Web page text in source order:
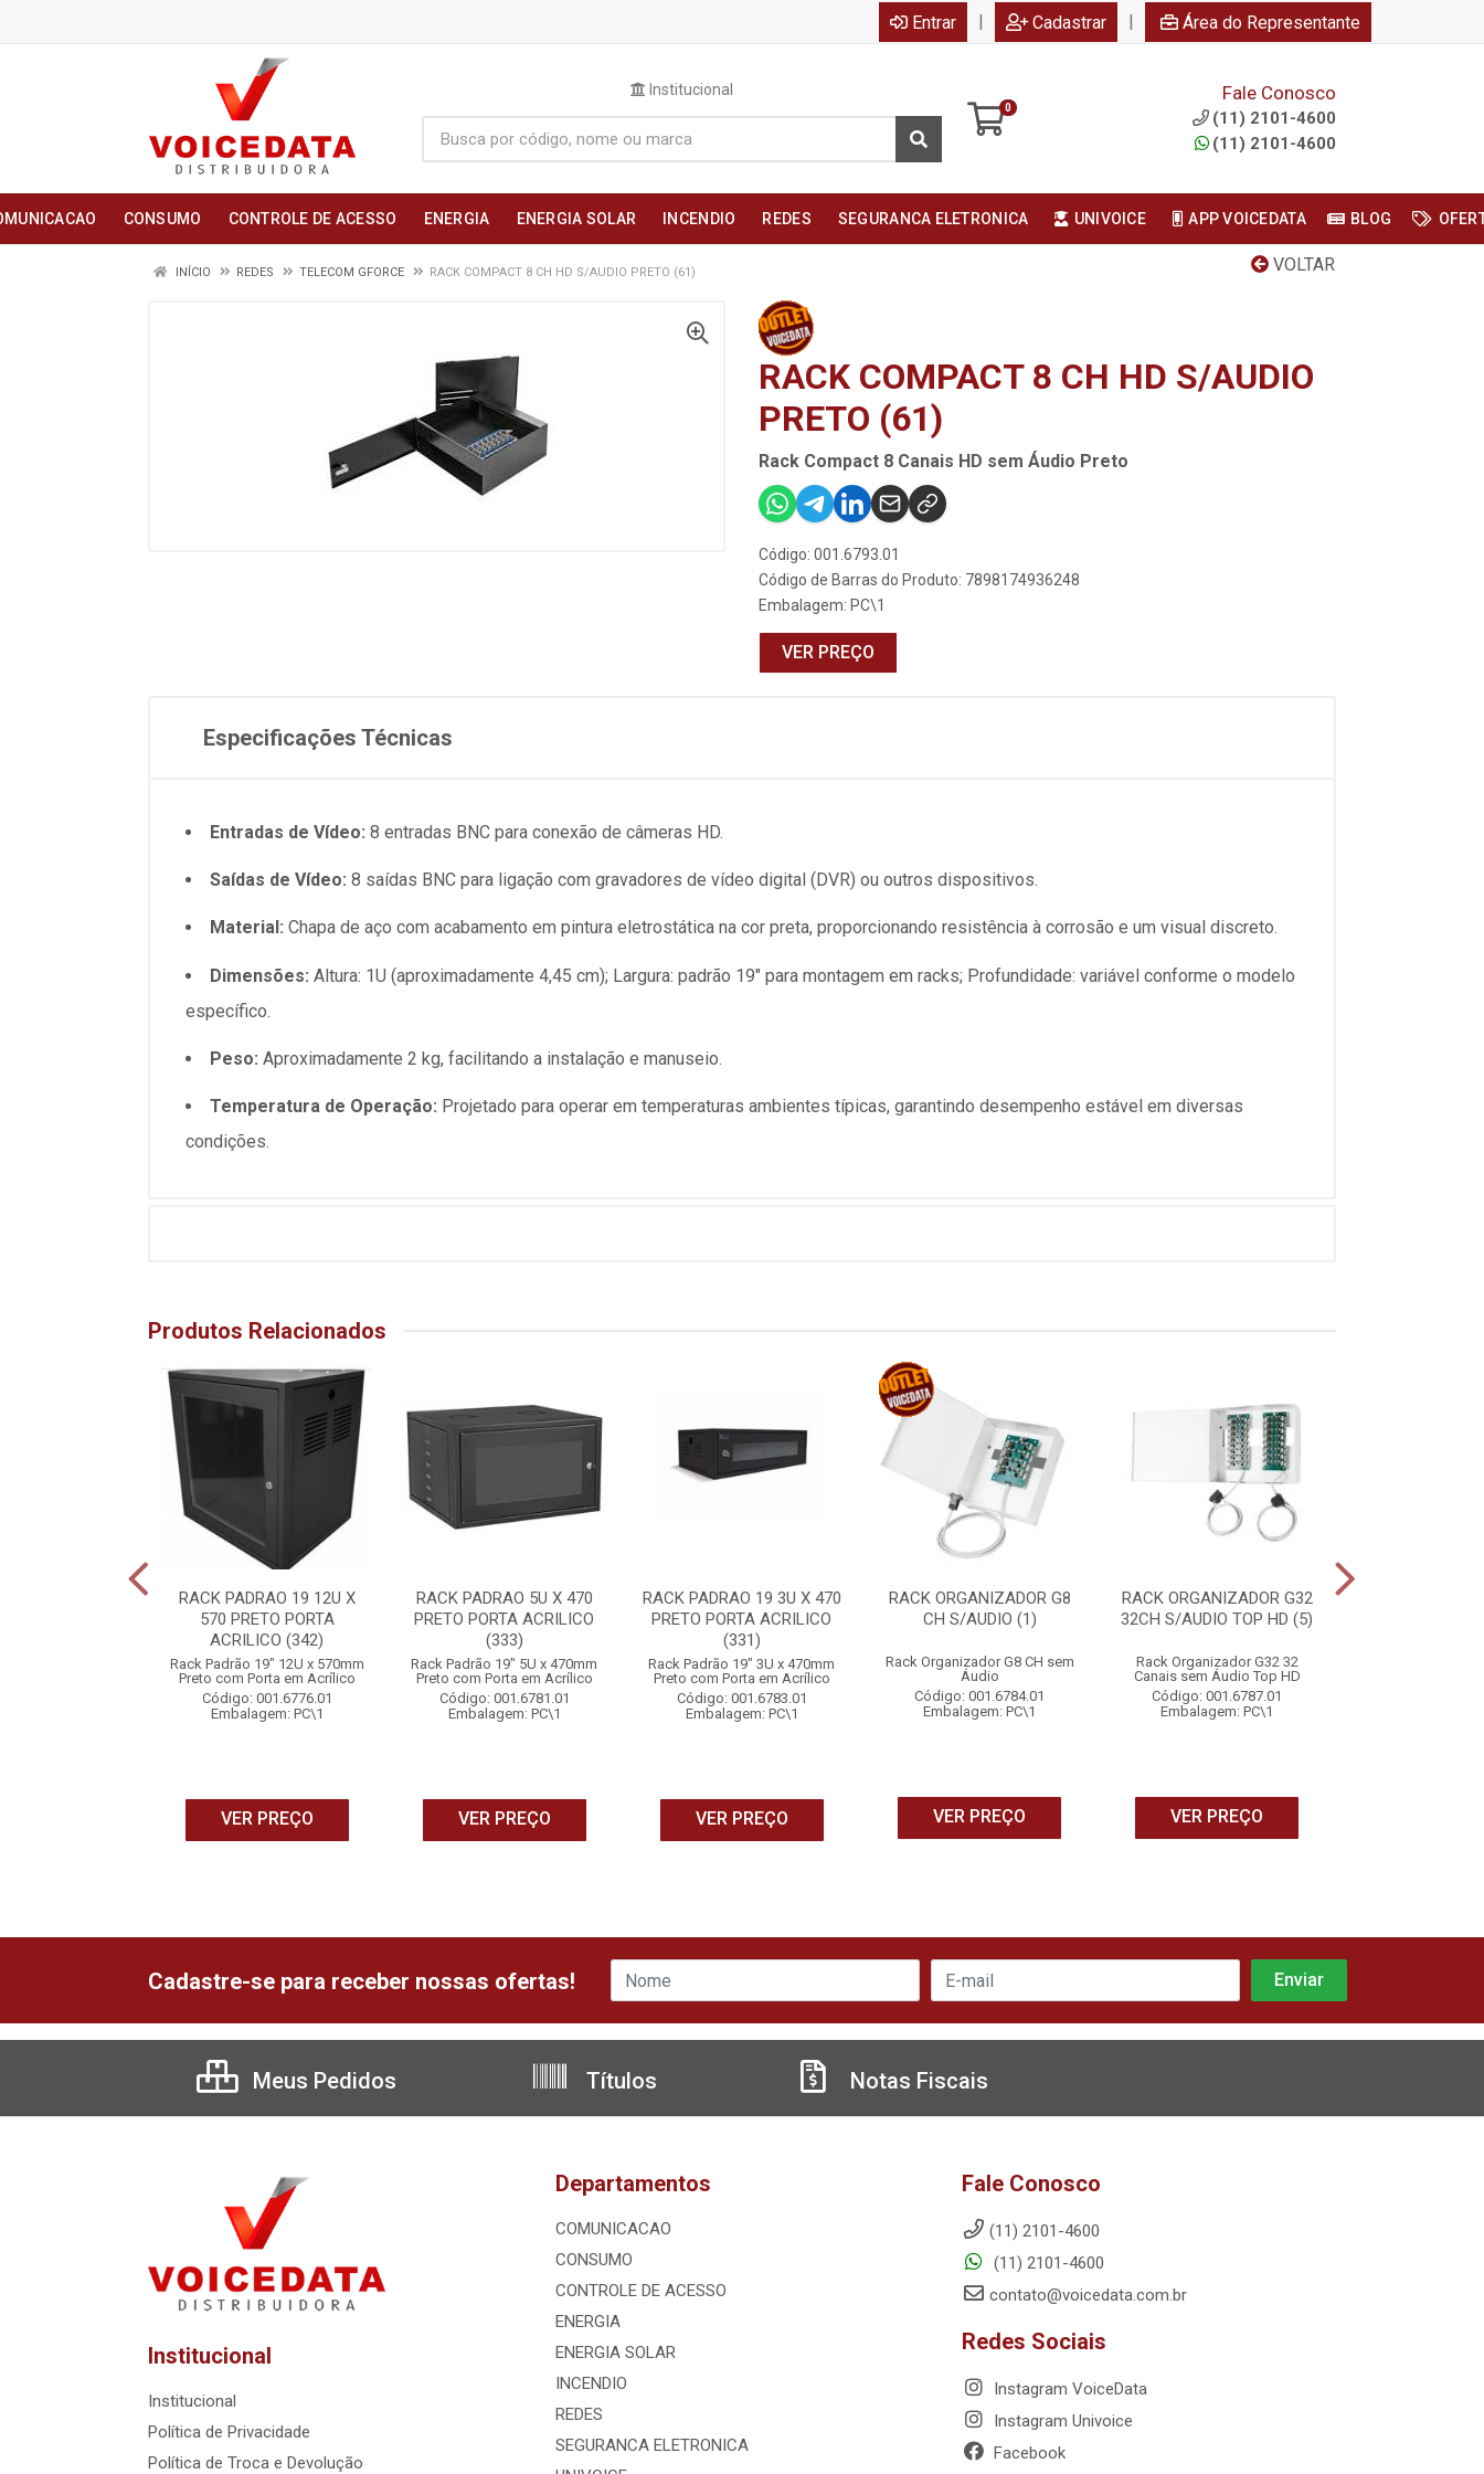
Entrar | Cadastrar | Área do Representante
Institucional
0
Fale Conosco
(11) 2101-4600
(11) 2101-4600
CONSUMO CONTROLE DE ACESSO ENERGIA ENERGIA SOLAR INCENDIO REDES SEGURANCA ELETRONICA UNIVOICE APP VOICEDATA BLOG
VOLTAR
INÍCIO REDES TELECOM GFORCE RACK COMPACT 8 CH HD S/AUDIO PRETO (61)
RACK COMPACT 8 CH HD S/AUDIO
PRETO (61)
Rack Compact 8 Canais HD sem Áudio Preto
Código: 001.6793.01
Código de Barras do Produto: 7898174936248
Embalagem: PC\1
VER PREÇO
Especificações Técnicas
Entradas de Vídeo: 8 entradas BNC para conexão de câmeras HD.
Saídas de Vídeo: 8 saídas BNC para ligação com gravadores de vídeo digital (DVR) ou outros dispositivos.
Material: Chapa de aço com acabamento em pintura eletrostática na cor preta, proporcionando resistência à corrosão e um visual discreto.
Dimensões: Altura: 1U (aproximadamente 4,45 cm); Largura: padrão 19" para montagem em racks; Profundidade: variável conforme o modelo
específico.
Peso: Aproximadamente 2 kg, facilitando a instalação e manuseio.
Temperatura de Operação: Projetado para operar em temperaturas ambientes típicas, garantindo desempenho estável em diversas
condições.
Produtos Relacionados
RACK PADRAO 19 12U X
570 PRETO PORTA
ACRILICO (342)
Rack Padrão 19" 12U x 570mm
Preto com Porta em Acrílico
Código: 001.6776.01
Embalagem: PC\1
VER PREÇO
RACK PADRAO 5U X 470
PRETO PORTA ACRILICO
(333)
Rack Padrão 19" 5U x 470mm
Preto com Porta em Acrílico
Código: 001.6781.01
Embalagem: PC\1
VER PREÇO
RACK PADRAO 19 3U X 470
PRETO PORTA ACRILICO
(331)
Rack Padrão 19" 3U x 470mm
Preto com Porta em Acrílico
Código: 001.6783.01
Embalagem: PC\1
VER PREÇO
RACK ORGANIZADOR G8
CH S/AUDIO (1)
Rack Organizador G8 CH sem
Áudio
Código: 001.6784.01
Embalagem: PC\1
VER PREÇO
RACK ORGANIZADOR G32
32CH S/AUDIO TOP HD (5)
Rack Organizador G32 32
Canais sem Áudio Top HD
Código: 001.6787.01
Embalagem: PC\1
VER PREÇO
Cadastre-se para receber nossas ofertas!
Meus Pedidos Títulos Notas Fiscais
Institucional
Institucional
Política de Privacidade
Política de Troca e Devolução
Departamentos
COMUNICACAO
CONSUMO
CONTROLE DE ACESSO
ENERGIA
ENERGIA SOLAR
INCENDIO
REDES
SEGURANCA ELETRONICA
Fale Conosco
(11) 2101-4600
(11) 2101-4600
contato@voicedata.com.br
Redes Sociais
Instagram VoiceData
Instagram Univoice
Facebook